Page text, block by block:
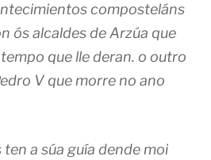
composteláns
ós alcaldes de Arzúa que
que lle deran. o outro
V que morre no ano
a súa guía dende moi